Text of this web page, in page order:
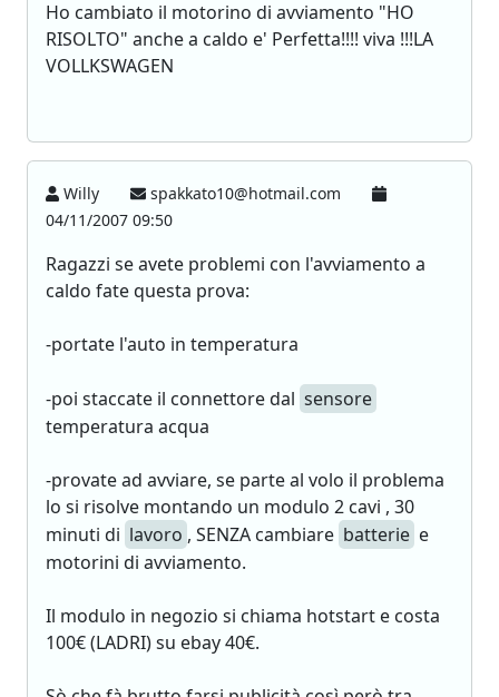
Ho cambiato il motorino di avviamento "HO
RISOLTO" anche a caldo e' Perfetta!!!! viva !!!LA
VOLLKSWAGEN
Willy
spakkato10@hotmail.com
04/11/2007 09:50
Ragazzi se avete problemi con l'avviamento a
caldo fate questa prova:
-portate l'auto in temperatura
-poi staccate il connettore dal sensore
temperatura acqua
-provate ad avviare, se parte al volo il problema
lo si risolve montando un modulo 2 cavi , 30
minuti di lavoro , SENZA cambiare batterie e
motorini di avviamento.
Il modulo in negozio si chiama hotstart e costa
100€ (LADRI) su ebay 40€.